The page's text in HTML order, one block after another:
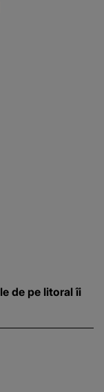
de pe litoral îi